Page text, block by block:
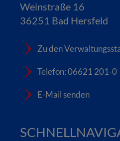
Weinstraße 16
36251 Bad Hersfeld
Zu den
Telefon: 06621 201-0
E-Mail senden